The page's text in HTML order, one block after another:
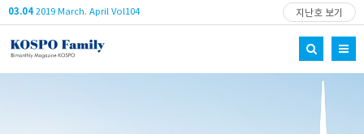
03.04 2019 March. April Vol104 지난호 보기